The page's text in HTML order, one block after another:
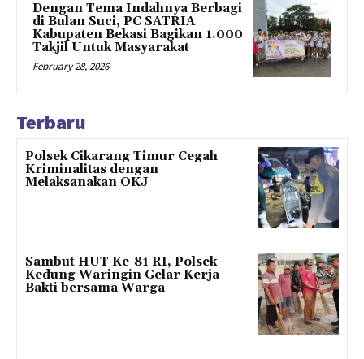
Dengan Tema Indahnya Berbagi
di Bulan Suci, PC SATRIA
Kabupaten Bekasi Bagikan 1.000
Takjil Untuk Masyarakat
February 28, 2026
Terbaru
Polsek Cikarang Timur Cegah
Kriminalitas dengan
Melaksanakan OKJ
Sambut HUT Ke-81 RI, Polsek
Kedung Waringin Gelar Kerja
Bakti bersama Warga